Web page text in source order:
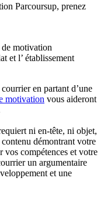
Parcoursup, prenez
motivation
et l’ établissement
en partant d’une
motivation vous aideront
ni en-tête, ni objet,
démontrant votre
vos compétences et votre
un argumentaire
et une